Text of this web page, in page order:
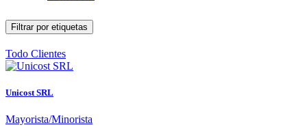
Filtrar por etiquetas
Todo Clientes
Unicost SRL
Mayorista/Minorista